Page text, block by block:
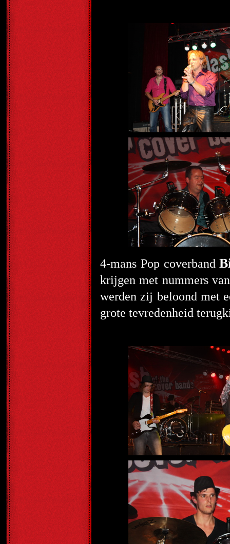
4-mans Pop coverband
krijgen met nummers
werden zij beloond met
grote tevredenheid